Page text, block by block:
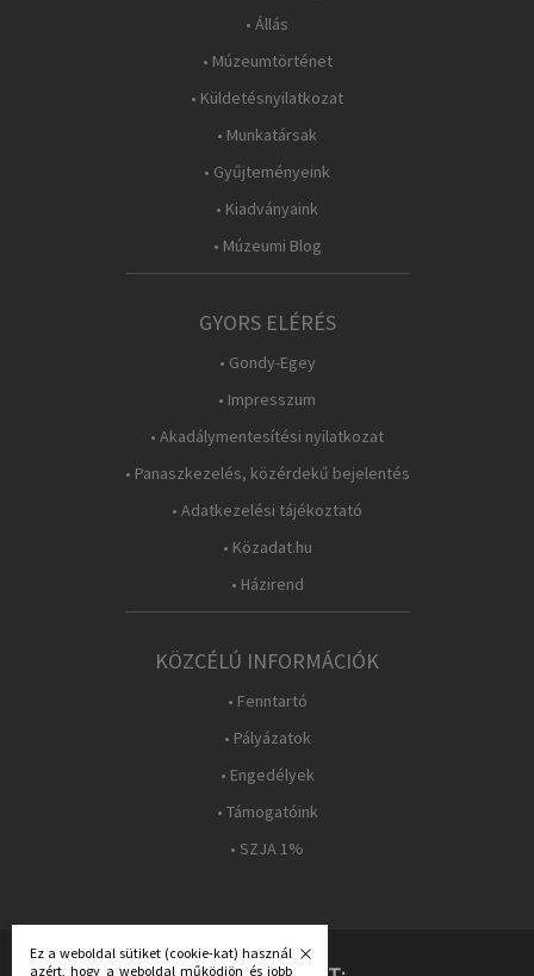
• Állás
• Múzeumtörténet
• Küldetésnyilatkozat
• Munkatársak
• Gyűjteményeink
• Kiadványaink
• Múzeumi Blog
GYORS ELÉRÉS
• Gondy-Egey
• Impresszum
• Akadálymentesítési nyilatkozat
• Panaszkezelés, közérdekű bejelentés
• Adatkezelési tájékoztató
• Közadat.hu
• Házirend
KÖZCÉLÚ INFORMÁCIÓK
• Fenntartó
• Pályázatok
• Engedélyek
• Támogatóink
• SZJA 1%
Ez a weboldal sütiket (cookie-kat) használ
azért, hogy a weboldal működjön és jobb